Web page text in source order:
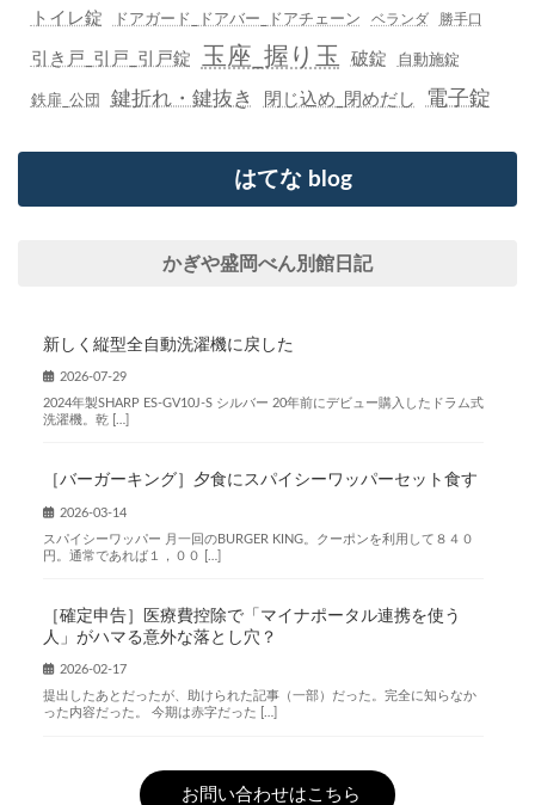
トイレ錠
ドアガード_ドアバー_ドアチェーン ベランダ 勝手口
引き戸_引戸_引戸錠 玉座_握り玉 破錠 自動施錠
鉄扉_公団 鍵折れ・鍵抜き 閉じ込め_閉めだし 電子錠
はてな blog
かぎや盛岡べん別館日記
新しく縦型全自動洗濯機に戻した
2026-07-29
2024年製SHARP ES-GV10J-S シルバー 20年前にデビュー購入したドラム式
洗濯機。乾 […]
［バーガーキング］夕食にスパイシーワッパーセット食す
2026-03-14
スパイシーワッパー 月一回のBURGER KING。クーポンを利用して８４０
円。通常であれば１，００ […]
［確定申告］医療費控除で「マイナポータル連携を使う
人」がハマる意外な落とし穴？
2026-02-17
提出したあとだったが、助けられた記事（一部）だった。完全に知らなか
った内容だった。 今期は赤字だった […]
お問い合わせはこちら